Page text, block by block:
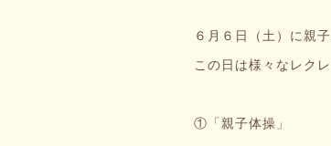
６月６日（土）に親
この日は様々なレク
①「親子体操」